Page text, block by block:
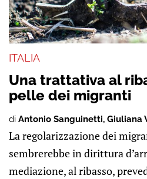
ITALIA
Una trattativa al
pelle dei migranti
di Antonio Sanguinetti, Giuliana
La regolarizzazione dei
sembrerebbe in dirittura
mediazione, al ribasso,